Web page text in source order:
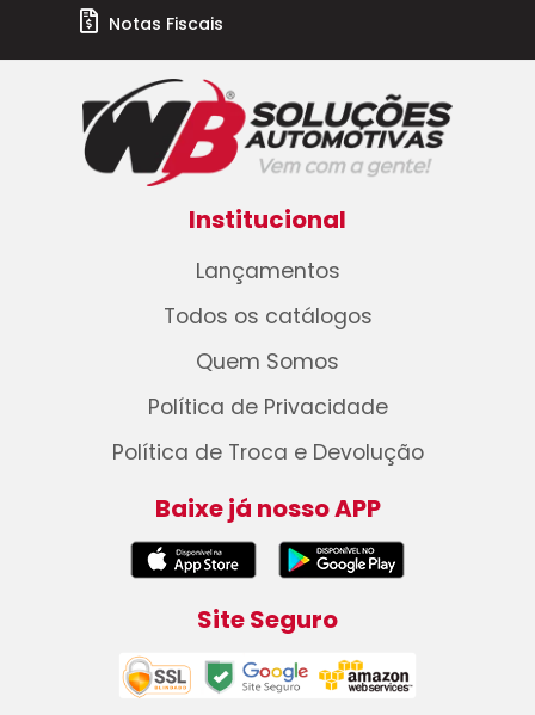
Notas Fiscais
Institucional
Lançamentos
Todos os catálogos
Quem Somos
Política de Privacidade
Política de Troca e Devolução
Baixe já nosso APP
Site Seguro